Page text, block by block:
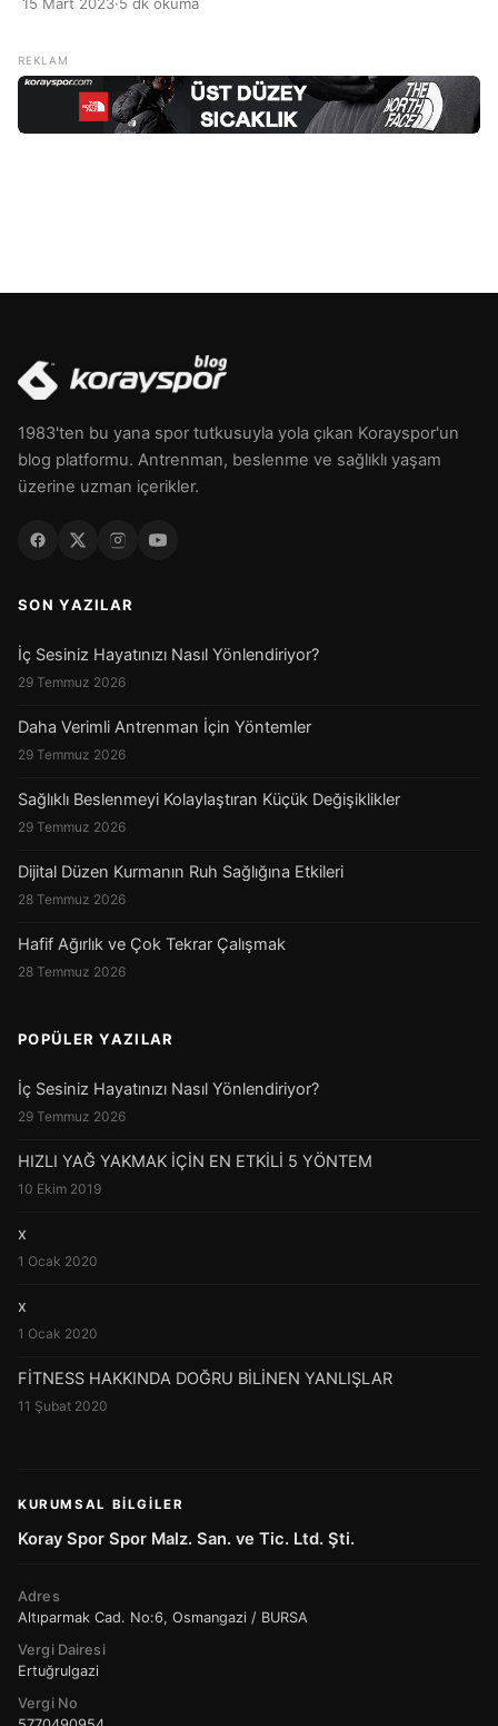
kalorili diyetler, aralıklı oruç, yemeğe sıkıştırma ve öğün
atlama bulunur. Bu stratejiler, kalori alımını sınırlayarak
vücudun yağ depolarını yakması için […]
15 Mart 2023·5 dk okuma
1983'ten bu yana spor tutkusuyla yola çıkan Korayspor'un
blog platformu. Antrenman, beslenme ve sağlıklı yaşam
üzerine uzman içerikler.
SON YAZILAR
İç Sesiniz Hayatınızı Nasıl Yönlendiriyor?
29 Temmuz 2026
Daha Verimli Antrenman İçin Yöntemler
29 Temmuz 2026
Sağlıklı Beslenmeyi Kolaylaştıran Küçük Değişiklikler
29 Temmuz 2026
Dijital Düzen Kurmanın Ruh Sağlığına Etkileri
28 Temmuz 2026
Hafif Ağırlık ve Çok Tekrar Çalışmak
28 Temmuz 2026
POPÜLER YAZILAR
İç Sesiniz Hayatınızı Nasıl Yönlendiriyor?
29 Temmuz 2026
HIZLI YAĞ YAKMAK İÇİN EN ETKİLİ 5 YÖNTEM
10 Ekim 2019
x
1 Ocak 2020
x
1 Ocak 2020
FİTNESS HAKKINDA DOĞRU BİLİNEN YANLIŞLAR
11 Şubat 2020
KURUMSAL BILGILER
Koray Spor Spor Malz. San. ve Tic. Ltd. Şti.
Adres
Altıparmak Cad. No:6, Osmangazi / BURSA
Vergi Dairesi
Ertuğrulgazi
Vergi No